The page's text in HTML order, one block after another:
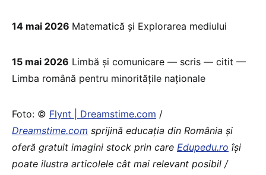
14 mai 2026 Matematică și Explorarea mediului
15 mai 2026 Limbă și comunicare — scris — citit —
Limba română pentru minoritățile naționale
Foto: © Flynt | Dreamstime.com /
Dreamstime.com sprijină educaţia din România şi
oferă gratuit imagini stock prin care Edupedu.ro îşi
poate ilustra articolele cât mai relevant posibil /